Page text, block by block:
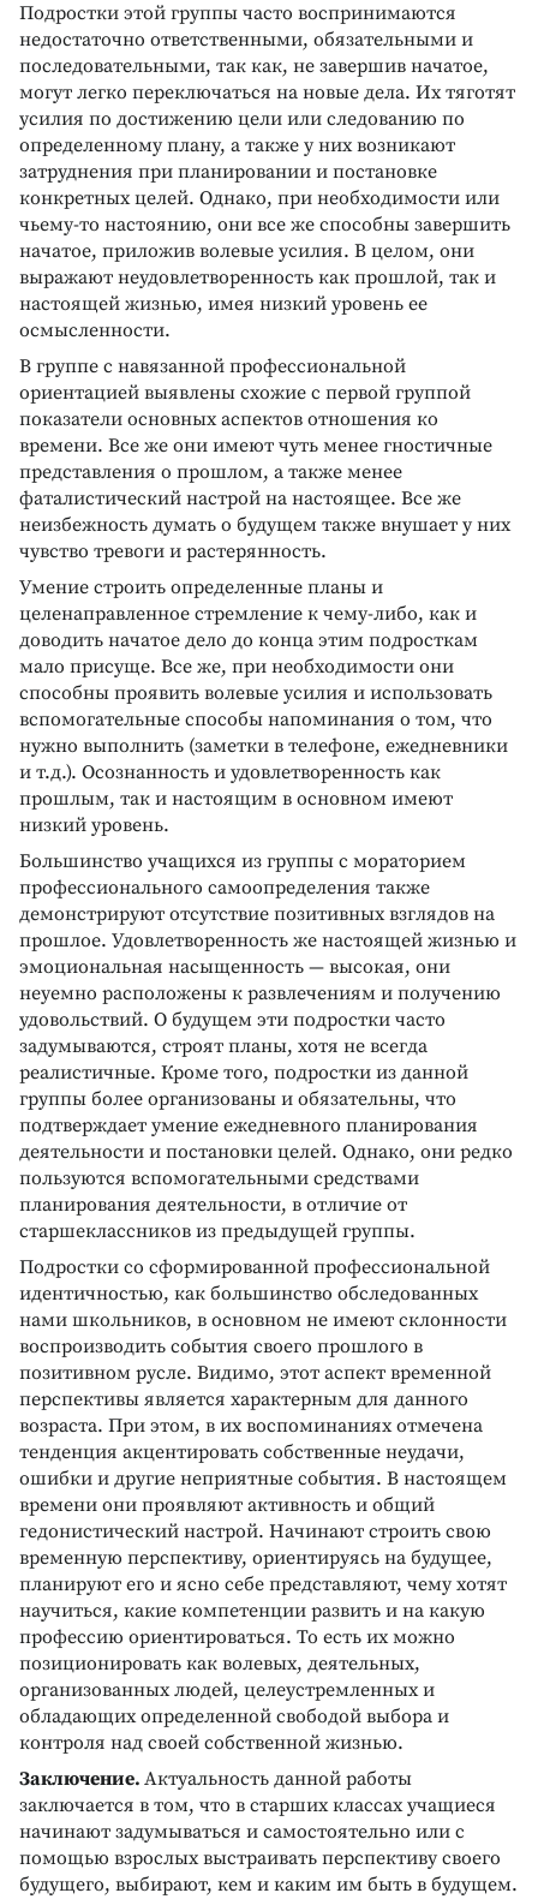
Подростки этой группы часто воспринимаются
недостаточно ответственными, обязательными и
последовательными, так как, не завершив начатое,
могут легко переключаться на новые дела. Их тяготят
усилия по достижению цели или следованию по
определенному плану, а также у них возникают
затруднения при планировании и постановке
конкретных целей. Однако, при необходимости или
чьему-то настоянию, они все же способны завершить
начатое, приложив волевые усилия. В целом, они
выражают неудовлетворенность как прошлой, так и
настоящей жизнью, имея низкий уровень ее
осмысленности.
В группе с навязанной профессиональной
ориентацией выявлены схожие с первой группой
показатели основных аспектов отношения ко
времени. Все же они имеют чуть менее гностичные
представления о прошлом, а также менее
фаталистический настрой на настоящее. Все же
неизбежность думать о будущем также внушает у них
чувство тревоги и растерянность.
Умение строить определенные планы и
целенаправленное стремление к чему-либо, как и
доводить начатое дело до конца этим подросткам
мало присуще. Все же, при необходимости они
способны проявить волевые усилия и использовать
вспомогательные способы напоминания о том, что
нужно выполнить (заметки в телефоне, ежедневники
и т.д.). Осознанность и удовлетворенность как
прошлым, так и настоящим в основном имеют
низкий уровень.
Большинство учащихся из группы с мораторием
профессионального самоопределения также
демонстрируют отсутствие позитивных взглядов на
прошлое. Удовлетворенность же настоящей жизнью и
эмоциональная насыщенность — высокая, они
неуемно расположены к развлечениям и получению
удовольствий. О будущем эти подростки часто
задумываются, строят планы, хотя не всегда
реалистичные. Кроме того, подростки из данной
группы более организованы и обязательны, что
подтверждает умение ежедневного планирования
деятельности и постановки целей. Однако, они редко
пользуются вспомогательными средствами
планирования деятельности, в отличие от
старшеклассников из предыдущей группы.
Подростки со сформированной профессиональной
идентичностью, как большинство обследованных
нами школьников, в основном не имеют склонности
воспроизводить события своего прошлого в
позитивном русле. Видимо, этот аспект временной
перспективы является характерным для данного
возраста. При этом, в их воспоминаниях отмечена
тенденция акцентировать собственные неудачи,
ошибки и другие неприятные события. В настоящем
времени они проявляют активность и общий
гедонистический настрой. Начинают строить свою
временную перспективу, ориентируясь на будущее,
планируют его и ясно себе представляют, чему хотят
научиться, какие компетенции развить и на какую
профессию ориентироваться. То есть их можно
позиционировать как волевых, деятельных,
организованных людей, целеустремленных и
обладающих определенной свободой выбора и
контроля над своей собственной жизнью.
Заключение. Актуальность данной работы
заключается в том, что в старших классах учащиеся
начинают задумываться и самостоятельно или с
помощью взрослых выстраивать перспективу своего
будущего, выбирают, кем и каким им быть в будущем.